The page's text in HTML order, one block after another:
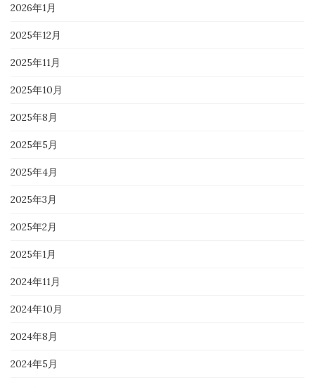
2026年1月
2025年12月
2025年11月
2025年10月
2025年8月
2025年5月
2025年4月
2025年3月
2025年2月
2025年1月
2024年11月
2024年10月
2024年8月
2024年5月